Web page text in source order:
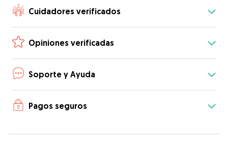
Cuidadores verificados
Opiniones verificadas
Soporte y Ayuda
Pagos seguros